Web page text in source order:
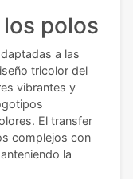
polos
a las
tricolor del
vibrantes y
El transfer
complejos con
la